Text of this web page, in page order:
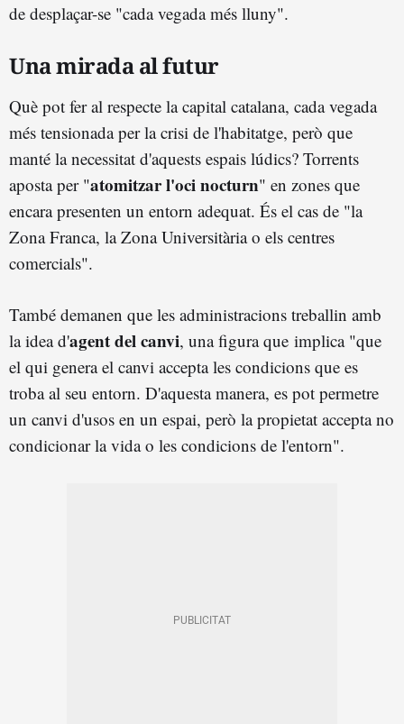
de desplaçar-se "cada vegada més lluny".
Una mirada al futur
Què pot fer al respecte la capital catalana, cada vegada
més tensionada per la crisi de l'habitatge, però que
manté la necessitat d'aquests espais lúdics? Torrents
aposta per "atomitzar l'oci nocturn" en zones que
encara presenten un entorn adequat. És el cas de "la
Zona Franca, la Zona Universitària o els centres
comercials".
També demanen que les administracions treballin amb
la idea d'agent del canvi, una figura que implica "que
el qui genera el canvi accepta les condicions que es
troba al seu entorn. D'aquesta manera, es pot permetre
un canvi d'usos en un espai, però la propietat accepta no
condicionar la vida o les condicions de l'entorn".